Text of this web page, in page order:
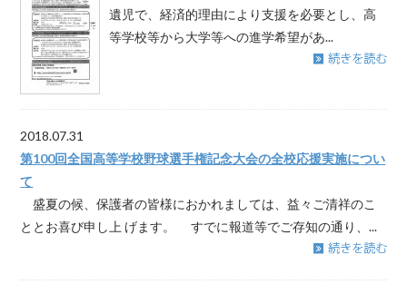
遺児で、経済的理由により支援を必要とし、高
等学校等から大学等への進学希望があ...
2018.07.31
第100回全国高等学校野球選手権記念大会の全校応援実施につい
て
盛夏の候、保護者の皆様におかれましては、益々ご清祥のこ
ととお喜び申し上 げます。 すでに報道等でご存知の通り、...